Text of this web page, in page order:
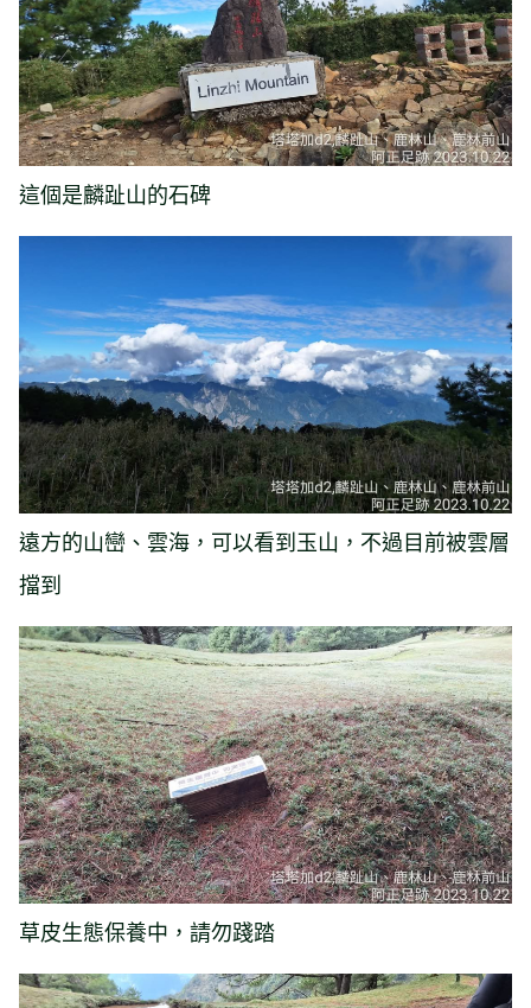
這個是麟趾山的石碑
遠方的山巒、雲海，可以看到玉山，不過目前被雲層
擋到
草皮生態保養中，請勿踐踏